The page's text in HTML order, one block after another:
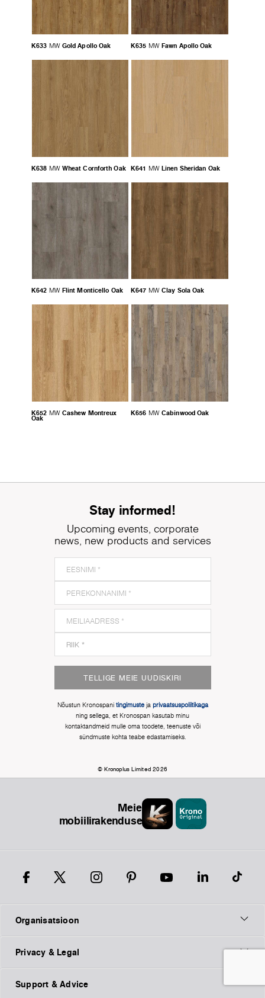
K633 MW Gold Apollo Oak K635 MW Fawn Apollo Oak
K638 MW Wheat Cornforth Oak K641 MW Linen Sheridan Oak
K642 MW Flint Monticello Oak K647 MW Clay Sola Oak
K652 MW Cashew Montreux
Oak
K656 MW Cabinwood Oak
Stay informed!
Upcoming events, corporate
news, new products and services
TELLIGE MEIE UUDISKIRI
Nõustun Kronospani tingimusteja privaatsuspoliitikaga
ning sellega, et Kronospan kasutab minu
kontaktandmeid mulle oma toodete, teenuste või
sündmuste kohta teabe edastamiseks.
© Kronoplus Limited 2026
Meie
mobiilirakendused
Organisatsioon
Privacy & Legal
Support & Advice